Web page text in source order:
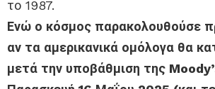
το 1987.
Ενώ ο κόσμος παρακολουθούσε
αν τα αμερικανικά ομόλογα θα
μετά την υποβάθμιση της